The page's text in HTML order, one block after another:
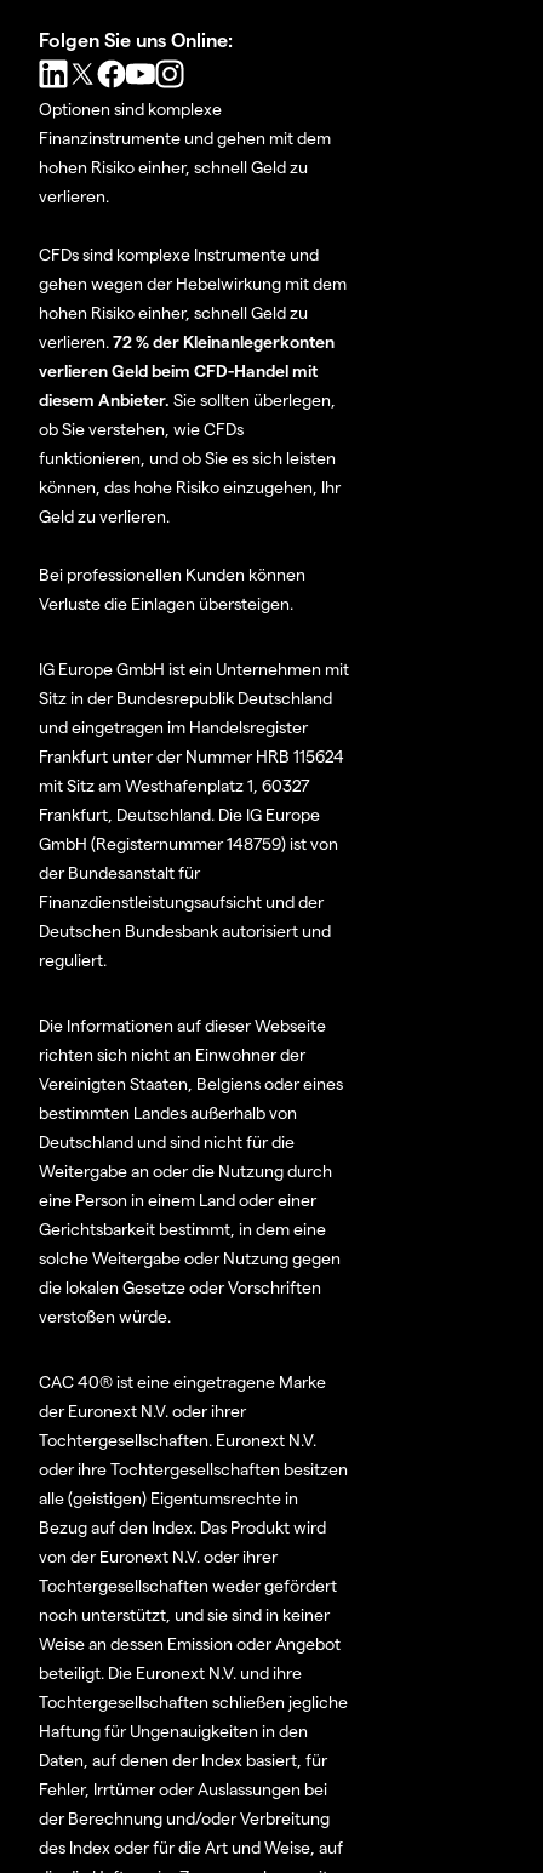
Folgen Sie uns Online:
Optionen sind komplexe
Finanzinstrumente und gehen mit dem
hohen Risiko einher, schnell Geld zu
verlieren.
CFDs sind komplexe Instrumente und
gehen wegen der Hebelwirkung mit dem
hohen Risiko einher, schnell Geld zu
verlieren.72 % der Kleinanlegerkonten
verlieren Geld beim CFD-Handel mit
diesem Anbieter. Sie sollten überlegen,
ob Sie verstehen, wie CFDs
funktionieren, und ob Sie es sich leisten
können, das hohe Risiko einzugehen, Ihr
Geld zu verlieren.
Bei professionellen Kunden können
Verluste die Einlagen übersteigen.
IG Europe GmbH ist ein Unternehmen mit
Sitz in der Bundesrepublik Deutschland
und eingetragen im Handelsregister
Frankfurt unter der Nummer HRB 115624
mit Sitz am Westhafenplatz 1, 60327
Frankfurt, Deutschland. Die IG Europe
GmbH (Registernummer 148759) ist von
der Bundesanstalt für
Finanzdienstleistungsaufsicht und der
Deutschen Bundesbank autorisiert und
reguliert.
Die Informationen auf dieser Webseite
richten sich nicht an Einwohner der
Vereinigten Staaten, Belgiens oder eines
bestimmten Landes außerhalb von
Deutschland und sind nicht für die
Weitergabe an oder die Nutzung durch
eine Person in einem Land oder einer
Gerichtsbarkeit bestimmt, in dem eine
solche Weitergabe oder Nutzung gegen
die lokalen Gesetze oder Vorschriften
verstoßen würde.
CAC 40® ist eine eingetragene Marke
der Euronext N.V. oder ihrer
Tochtergesellschaften. Euronext N.V.
oder ihre Tochtergesellschaften besitzen
alle (geistigen) Eigentumsrechte in
Bezug auf den Index. Das Produkt wird
von der Euronext N.V. oder ihrer
Tochtergesellschaften weder gefördert
noch unterstützt, und sie sind in keiner
Weise an dessen Emission oder Angebot
beteiligt. Die Euronext N.V. und ihre
Tochtergesellschaften schließen jegliche
Haftung für Ungenauigkeiten in den
Daten, auf denen der Index basiert, für
Fehler, Irrtümer oder Auslassungen bei
der Berechnung und/oder Verbreitung
des Index oder für die Art und Weise, auf